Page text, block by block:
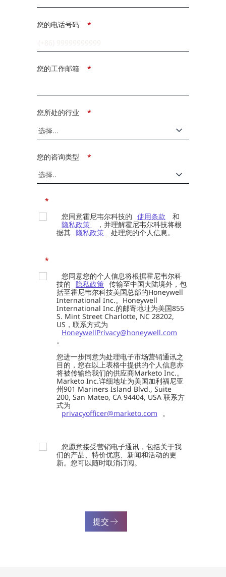
*
您的电话号码
*
您的工作邮箱
*
您所处的行业
*
您的咨询类型
*
您同意霍尼韦尔科技的 使用条款
和
隐私政策
，并理解霍尼韦尔科技将根
据其 隐私政策 处理您的个人信息。
*
您同意您的个人信息将根据霍尼韦尔科
技的 隐私政策 传输至中国大陆境外，包
括至霍尼韦尔科技美国总部的Honeywell
International Inc.。Honeywell
International Inc.的邮寄地址为美国855
S. Mint Street Charlotte, NC 28202,
US，联系方式为
HoneywellPrivacy@honeywell.com
。
您进一步同意为处理电子市场营销通讯之
目的，您在以上表格中提供的个人信息亦
将被传输给我们的供应商Marketo Inc.。
Marketo Inc.详细地址为美国加利福尼亚
州901 Mariners Island Blvd., Suite
200, San Mateo, CA 94404, USA 联系方
式为
privacyofficer@marketo.com
。
您愿意接受营销电子通讯，包括关于我
们的产品、特价优惠、新闻和活动的更
新。您可以随时取消订阅。
提交